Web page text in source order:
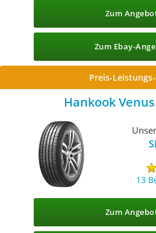
Zum
Zum Ebay-
Preis-
Hankook
13
Zum